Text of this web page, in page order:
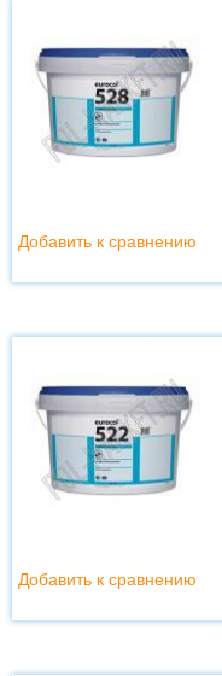
Добавить к сравнению
Добавить к сравнению